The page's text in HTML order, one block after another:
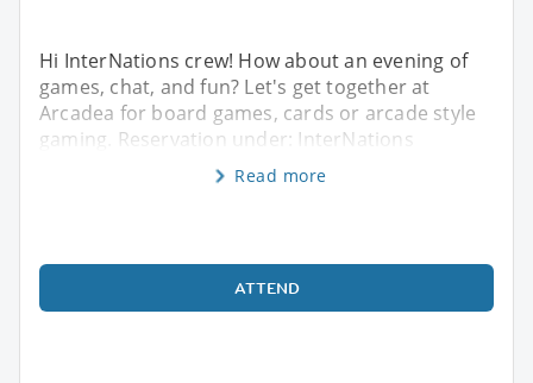
Hi InterNations crew! How about an evening of
games, chat, and fun? Let's get together at
Arcadea for board games, cards or arcade style
gaming. Reservation under: InterNations
Read more
ATTEND